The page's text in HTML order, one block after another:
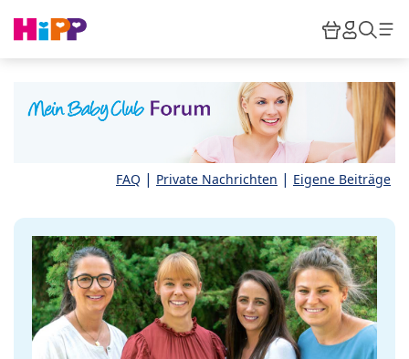
HiPP
FAQ | Private Nachrichten | Eigene Beiträge